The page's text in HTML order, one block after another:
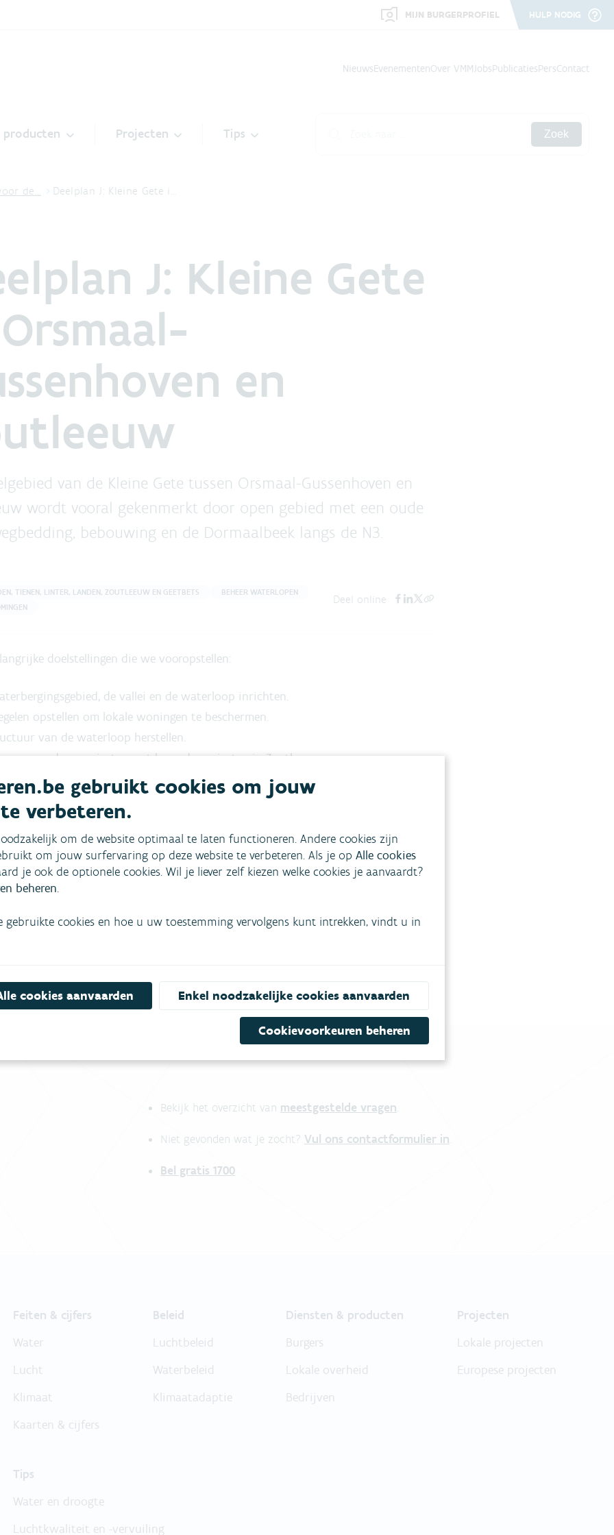
MIJN BURGERPROFIEL HULP NODIG
NieuwsEvenementenOver VMMJobsPublicatiesPersContact
producten Projecten Tips Zoek
de… Deelplan J: Kleine Gete i…
J: Kleine Gete
en
van de Kleine Gete tussen Orsmaal-Gussenhoven en
wordt vooral gekenmerkt door open gebied met een oude
bebouwing en de Dormaalbeek langs de N3.
TIENEN, LINTER, LANDEN, ZOUTLEEUW EN GEETBETS
BEHEER WATERLOPEN
Deel online
doelstellingen die we vooropstellen:
de vallei en de waterloop inrichten.
opstellen om lokale woningen te beschermen.
van de waterloop herstellen.
van deze projecten met lopende projecten in Zoutleeuw.
je op de hoogte van de verdere uitwerking van het ontwerp.
Bekijk het overzicht van meestgestelde vragen.
Niet gevonden wat je zocht? Vul ons contactformulier in.
Bel gratis 1700
Feiten & cijfers
Water
Lucht
Klimaat
Kaarten & cijfers
Beleid
Luchtbeleid
Waterbeleid
Klimaatadaptie
Diensten & producten
Burgers
Lokale overheid
Bedrijven
Projecten
Lokale projecten
Europese projecten
Tips
Water en droogte
Luchtkwaliteit en -vervuiling
gebruikt cookies om jouw
verbeteren.
om de website optimaal te laten functioneren. Andere cookies zijn
om jouw surfervaring op deze website te verbeteren. Als je op Alle cookies
je ook de optionele cookies. Wil je liever zelf kiezen welke cookies je aanvaardt?
beheren.
gebruikte cookies en hoe u uw toestemming vervolgens kunt intrekken, vindt u in
cookies aanvaarden Enkel noodzakelijke cookies aanvaarden
Cookievoorkeuren beheren